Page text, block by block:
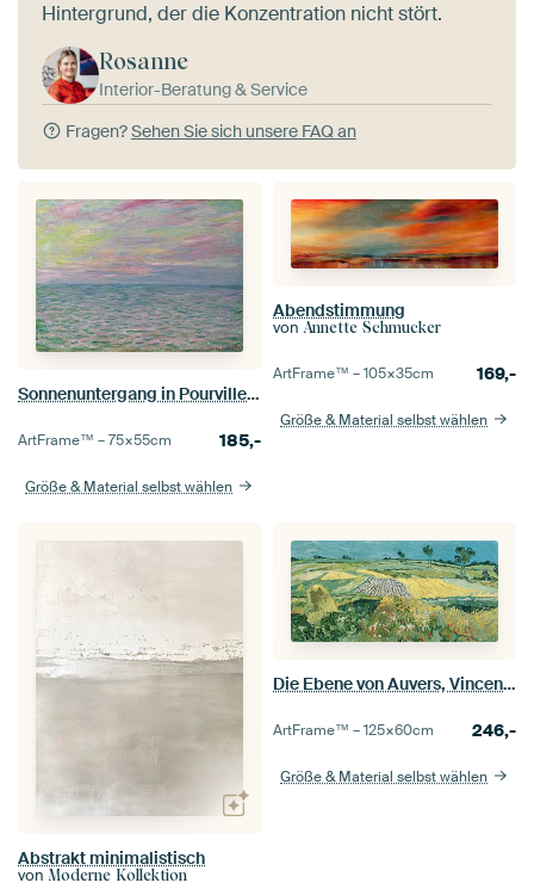
Hintergrund, der die Konzentration nicht stört.
Rosanne
Interior-Beratung & Service
Fragen?Sehen Sie sich unsere FAQ an
Sonnenuntergang in Pourville, offenes Meer, Claude Monet
ArtFrame™ –75×55cm 185,-
Größe & Material selbst wählen
Abendstimmung
von Annette Schmucker
ArtFrame™ –105×35cm 169,-
Größe & Material selbst wählen
Abstrakt minimalistisch
von Moderne Kollektion
Die Ebene von Auvers, Vincent van Gogh
ArtFrame™ –125×60cm 246,-
Größe & Material selbst wählen